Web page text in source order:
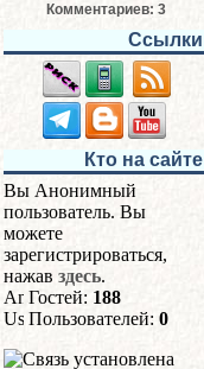
Комментариев: 3
Ссылки
Кто на сайте
Вы Анонимный
пользователь. Вы
можете
зарегистрироваться,
нажав здесь.
Гостей: 188
Пользователей: 0